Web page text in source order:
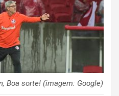
Boa sorte! (imagem: Google)